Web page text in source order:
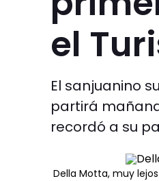
el
El sanjuanino
partirá
recordó a su
Della Motta, muy